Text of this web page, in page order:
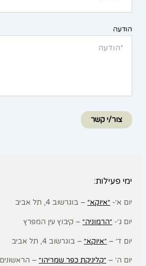
הודעה
צור/י קשר
ימי פעילות:
יום א׳-״איוקא״– בוגרשוב 4, תל אביב
יום ג׳-״הרמוניה״– קיבוץ עין המפרץ
יום ד׳ –״איוקא״– בוגרשוב 4, תל אביב
יום ה׳ –״קליניקת כפר שמריהו״– הראשונים 1, כפר שמריהו